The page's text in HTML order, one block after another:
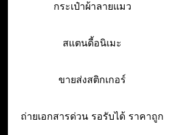
กระเป๋าผ้าลายแมว
สแตนดี้อนิเมะ
ขายส่งสติกเกอร์
ถ่ายเอกสารด่วน รอรับได้ ราคาถูก